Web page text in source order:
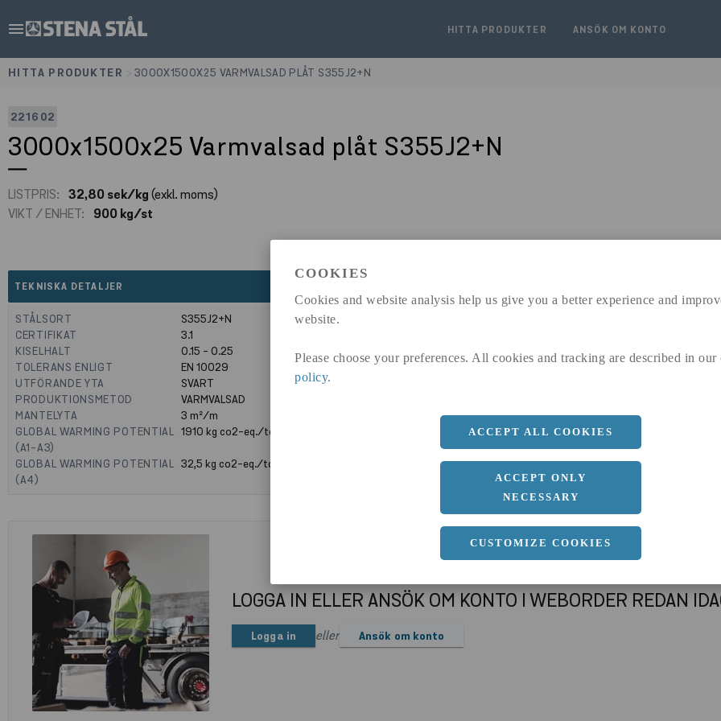
COOKIES
Cookies and website analysis help us give you a better experience and
website.
Please choose your preferences. All cookies and tracking are described in our
policy.
ACCEPT ALL COOKIES
ACCEPT ONLY
NECESSARY
CUSTOMIZE COOKIES
menu HITTA PRODUKTER ANSÖK OM KONTO
HITTA PRODUKTER 3000X1500X25 VARMVALSAD PLÅT S355J2+N
221602
3000x1500x25 Varmvalsad plåt S355J2+N
LISTPRIS: 32,80 sek/kg(exkl. moms)
VIKT / ENHET:
900 kg/st
TEKNISKA DETALJER
STÅLSORT
S355J2+N
CERTIFIKAT
3.1
KISELHALT
0.15 - 0.25
TOLERANS ENLIGT
EN 10029
UTFÖRANDE YTA
SVART
PRODUKTIONSMETOD
VARMVALSAD
MANTELYTA
3m²/m
GLOBAL WARMING POTENTIAL
(A1-A3)
1910kg co2-eq./ton
GLOBAL WARMING POTENTIAL
(A4)
32,5kg co2-eq./ton
a 1500 MM
Längd
3000 MM
LOGGA IN ELLER ANSÖK OM KONTO I WEBORDER REDAN
Logga in eller Ansök om konto